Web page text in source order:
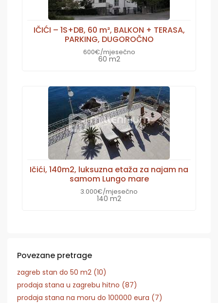
IČIĆI – 1S+DB, 60 m², BALKON + TERASA,
PARKING, DUGOROČNO
600€/mjesečno
60 m2
Ičići, 140m2, luksuzna etaža za najam na
samom Lungo mare
3.000€/mjesečno
140 m2
Povezane pretrage
zagreb stan do 50 m2 (10)
prodaja stana u zagrebu hitno (87)
prodaja stana na moru do 100000 eura (7)